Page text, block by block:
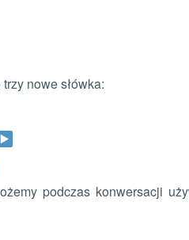
nowe słówka:
podczas konwersacji